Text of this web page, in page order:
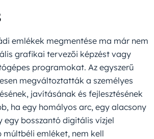
emlékek megmentése ma már nem
grafikai tervezői képzést vagy
programokat. Az egyszerű
megváltoztatták a személyes
javításának és fejlesztésének
ha egy homályos arc, egy alacsony
bosszantó digitális vízjel
múltbéli emléket, nem kell